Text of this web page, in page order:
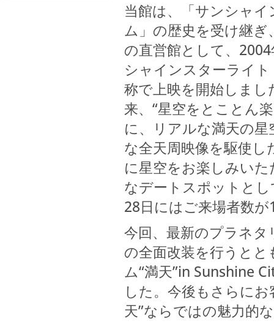
当館は、「サンシャ
ム」の歴史を受け継
の直営館として、
シャインスターライト
称で上映を開始しまし
来、“星空をとことん
に、リアルな満天の
な全天周映像を駆使
に星空をお楽しみい
なデートスポットと
28日にはご来場者数
今回、最新のプラネ
の全面改装を行うと
ム“満天”in Sunshine
した。今後もさらに
天”ならではの魅力的